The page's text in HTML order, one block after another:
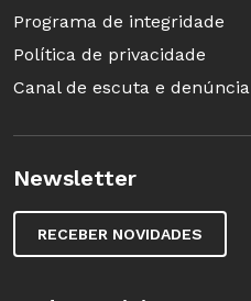
Programa de integridade
Política de privacidade
Canal de escuta e denúncia
Newsletter
RECEBER NOVIDADES